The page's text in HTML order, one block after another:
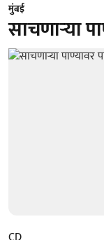
मुंबई
साचणाऱ्या